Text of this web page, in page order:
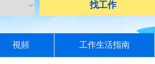
找工作
視頻 工作生活指南